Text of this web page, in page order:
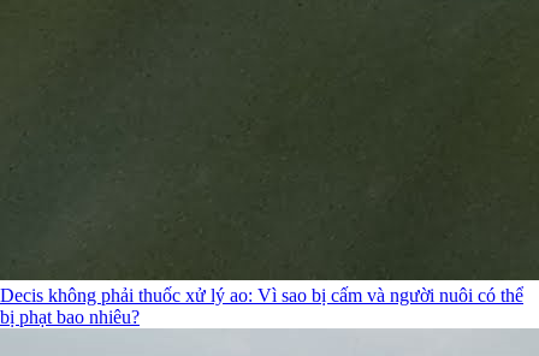
Decis không phải thuốc xử lý ao: Vì sao bị cấm và người nuôi có thể
bị phạt bao nhiêu?